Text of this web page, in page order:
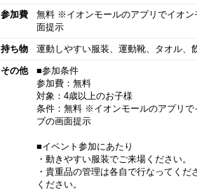
参加費
無料 ※イオンモールのアプリでイオン
面提示
持ち物 運動しやすい服装、運動靴、タオル、
その他
■参加条件
参加費：無料
対象：4歳以上のお子様
条件：無料 ※イオンモールのアプリで
ブの画面提示
■イベント参加にあたり
・動きやすい服装でご来場ください。
・貴重品の管理は各自で行なってく
ください。